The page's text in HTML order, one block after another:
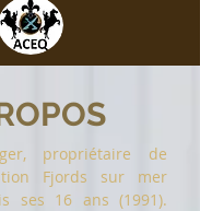
propriétaire de
Fjords sur mer
ses 16 ans (1991).